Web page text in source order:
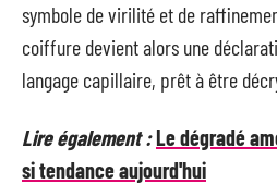
symbole de virilité et de
coiffure devient alors une
langage capillaire, prêt à être
Lire également :Le dégradé
si tendance aujourd'hui